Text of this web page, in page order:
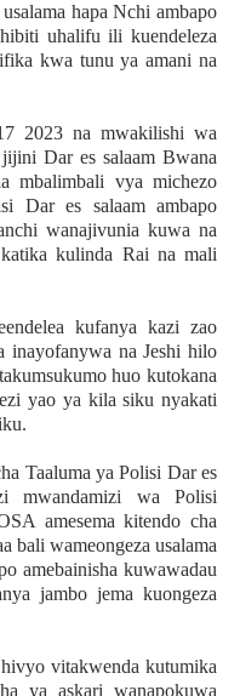
hapa Nchi ambapo
uhalifu ili kuendeleza
kwa tunu ya amani na
2023 na mwakilishi wa
Dar es salaam Bwana
mbalimbali vya michezo
Dar es salaam ambapo
wanajivunia kuwa na
kulinda Rai na mali
kufanya kazi zao
inayofanywa na Jeshi hilo
huo kutokana
yao ya kila siku nyakati
Taaluma ya Polisi Dar es
mwandamizi wa Polisi
amesema kitendo cha
bali wameongeza usalama
amebainisha kuwawadau
jambo jema kuongeza
vitakwenda kutumika
ya askari wanapokuwa